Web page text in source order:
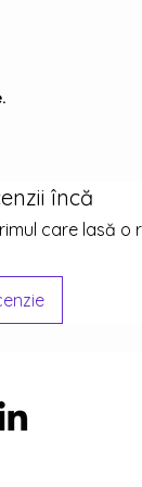
încă
care lasă o